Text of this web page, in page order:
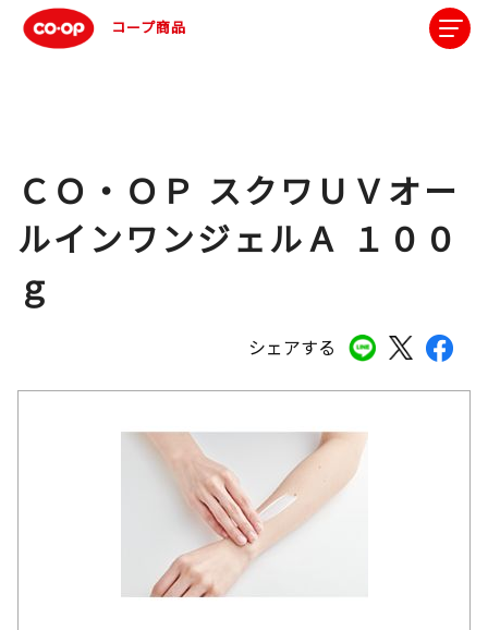
コープ商品
シェアする
ＣＯ・ＯＰ スクワＵＶオー
ルインワンジェルＡ １００
ｇ